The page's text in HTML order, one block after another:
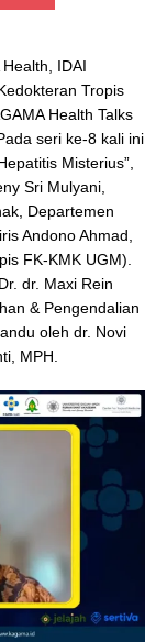
IDAI
Tropis
Health Talks
seri ke-8 kali ini
Misterius”,
Sri Mulyani,
Departemen
Andono Ahmad,
FK-KMK UGM).
dr. Maxi Rein
& Pengendalian
oleh dr. Novi
MPH.